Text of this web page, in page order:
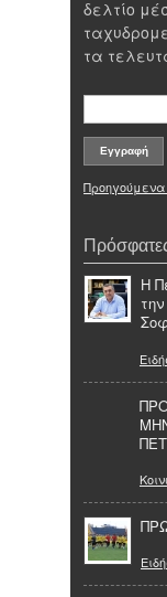
δελτίο
τα
Προηγούμενα
Η